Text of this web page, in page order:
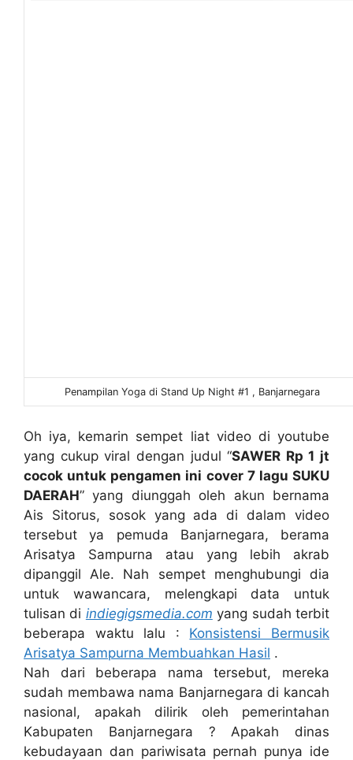
Penampilan Yoga di Stand Up Night #1 , Banjarnegara
Oh iya, kemarin sempet liat video di youtube
yang cukup viral dengan judul “SAWER Rp 1 jt
cocok untuk pengamen ini cover 7 lagu SUKU
DAERAH” yang diunggah oleh akun bernama
Ais Sitorus, sosok yang ada di dalam video
tersebut ya pemuda Banjarnegara, berama
Arisatya Sampurna atau yang lebih akrab
dipanggil Ale. Nah sempet menghubungi dia
untuk wawancara, melengkapi data untuk
tulisan di indiegigsmedia.com yang sudah terbit
beberapa waktu lalu : Konsistensi Bermusik
Arisatya Sampurna Membuahkan Hasil .
Nah dari beberapa nama tersebut, mereka
sudah membawa nama Banjarnegara di kancah
nasional, apakah dilirik oleh pemerintahan
Kabupaten Banjarnegara ? Apakah dinas
kebudayaan dan pariwisata pernah punya ide